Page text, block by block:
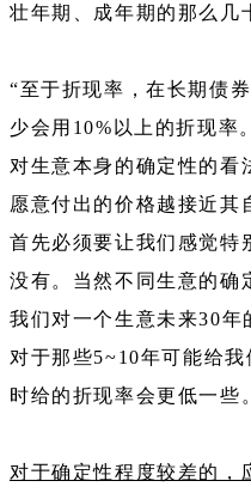
壮年期、成年期的那么几
“至于折现率，在长期债
少会用10%以上的折现率
对生意本身的确定性的看
愿意付出的价格越接近其
首先必须要让我们感觉特
没有。当然不同生意的确
我们对一个生意未来30年
对于那些5~10年可能给
时给的折现率会更低一些
对于确定性程度较差的，